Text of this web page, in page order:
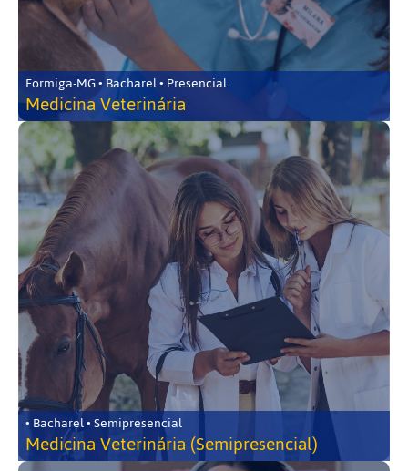
Formiga-MG • Bacharel • Presencial
Medicina Veterinária
• Bacharel • Semipresencial
Medicina Veterinária (Semipresencial)